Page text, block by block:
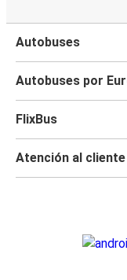
Autobuses
Autobuses por
FlixBus
Atención al cliente